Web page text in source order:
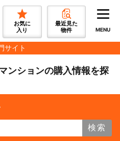
お気に
入り
最近見た
物件
MENU
サイト
ンションの購入情報を探
検索